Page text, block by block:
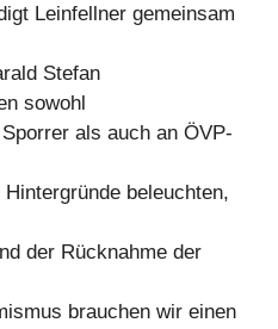
Leinfellner gemeinsam
Stefan
sowohl
als auch an ÖVP-
beleuchten,
der Rücknahme der
brauchen wir einen